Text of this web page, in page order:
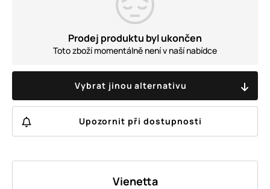
Prodej produktu byl ukončen
Toto zboží momentálně není v naší nabídce
Vybrat jinou alternativu
Upozornit při dostupnosti
Vienetta